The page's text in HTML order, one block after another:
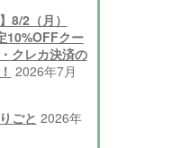
8/2（月）
10%OFFクー
クレカ決済の
2026年7月
ごと 2026年